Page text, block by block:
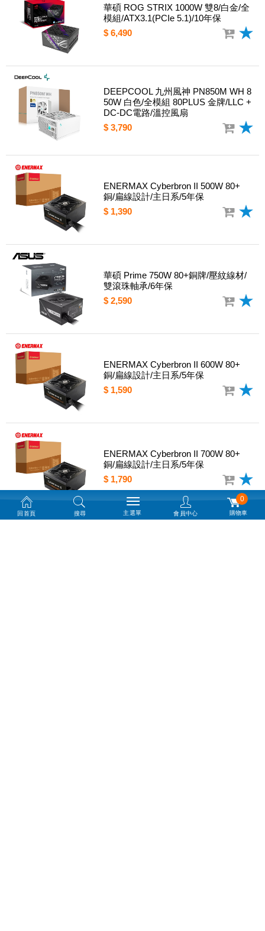
華碩 ROG STRIX 1000W 雙8/白金/全
模組/ATX3.1(PCIe 5.1)/10年保
$ 6,490
DEEPCOOL 九州風神 PN850M WH 8
50W 白色/全模組 80PLUS 金牌/LLC +
DC-DC電路/溫控風扇
$ 3,790
ENERMAX Cyberbron II 500W 80+
銅/扁線設計/主日系/5年保
$ 1,390
華碩 Prime 750W 80+銅牌/壓紋線材/
雙滾珠軸承/6年保
$ 2,590
ENERMAX Cyberbron II 600W 80+
銅/扁線設計/主日系/5年保
$ 1,590
ENERMAX Cyberbron II 700W 80+
銅/扁線設計/主日系/5年保
$ 1,790
回首頁 搜尋 主選單 會員中心
0
購物車